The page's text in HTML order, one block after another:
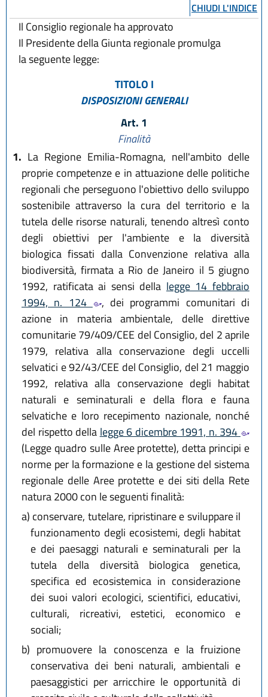
CHIUDI L'INDICE
Il Consiglio regionale ha approvato
Il Presidente della Giunta regionale promulga
la seguente legge:
TITOLO I
DISPOSIZIONI GENERALI
Art. 1
Finalità
1. La Regione Emilia-Romagna, nell'ambito delle
proprie competenze e in attuazione delle politiche
regionali che perseguono l'obiettivo dello sviluppo
sostenibile attraverso la cura del territorio e la
tutela delle risorse naturali, tenendo altresì conto
degli obiettivi per l'ambiente e la diversità
biologica fissati dalla Convenzione relativa alla
biodiversità, firmata a Rio de Janeiro il 5 giugno
1992, ratificata ai sensi della legge 14 febbraio
1994, n. 124
, dei programmi comunitari di
azione in materia ambientale, delle direttive
comunitarie 79/409/CEE del Consiglio, del 2 aprile
1979, relativa alla conservazione degli uccelli
selvatici e 92/43/CEE del Consiglio, del 21 maggio
1992, relativa alla conservazione degli habitat
naturali e seminaturali e della flora e fauna
selvatiche e loro recepimento nazionale, nonché
del rispetto della legge 6 dicembre 1991, n. 394
(Legge quadro sulle Aree protette), detta principi e
norme per la formazione e la gestione del sistema
regionale delle Aree protette e dei siti della Rete
natura 2000 con le seguenti finalità:
a) conservare, tutelare, ripristinare e sviluppare il
funzionamento degli ecosistemi, degli habitat
e dei paesaggi naturali e seminaturali per la
tutela della diversità biologica genetica,
specifica ed ecosistemica in considerazione
dei suoi valori ecologici, scientifici, educativi,
culturali, ricreativi, estetici, economico e
sociali;
b) promuovere la conoscenza e la fruizione
conservativa dei beni naturali, ambientali e
paesaggistici per arricchire le opportunità di